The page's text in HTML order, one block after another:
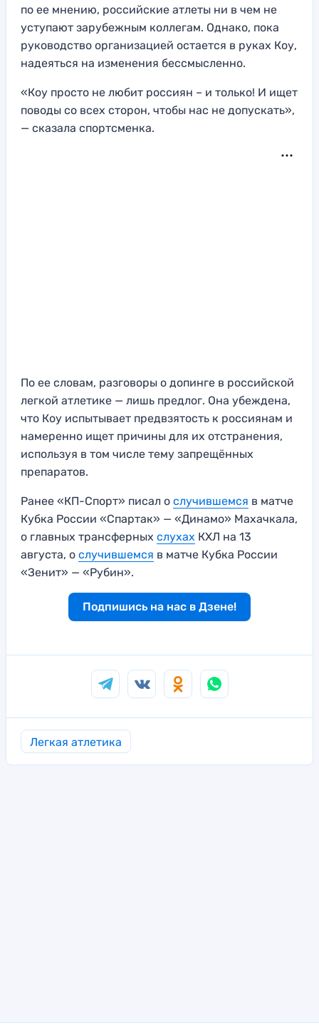
по ее мнению, российские атлеты ни в чем не
уступают зарубежным коллегам. Однако, пока
руководство организацией остается в руках Коу,
надеяться на изменения бессмысленно.
«Коу просто не любит россиян – и только! И ищет
поводы со всех сторон, чтобы нас не допускать»,
— сказала спортсменка.
По ее словам, разговоры о допинге в российской
легкой атлетике — лишь предлог. Она убеждена,
что Коу испытывает предвзятость к россиянам и
намеренно ищет причины для их отстранения,
используя в том числе тему запрещённых
препаратов.
Ранее «КП-Спорт» писал о случившемся в матче
Кубка России «Спартак» — «Динамо» Махачкала,
о главных трансферных слухах КХЛ на 13
августа, о случившемся в матче Кубка России
«Зенит» — «Рубин».
Подпишись на нас в Дзене!
Легкая атлетика